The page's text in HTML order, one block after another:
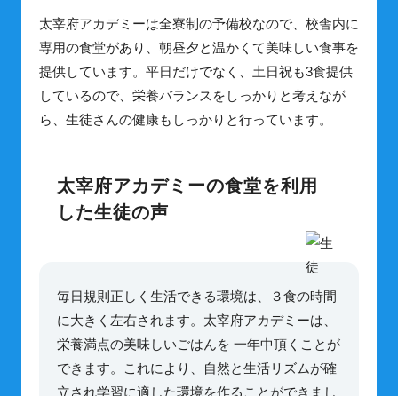
太宰府アカデミーは全寮制の予備校なので、校舎内に
専用の食堂があり、朝昼夕と温かくて美味しい食事を
提供しています。平日だけでなく、土日祝も3食提供
しているので、栄養バランスをしっかりと考えなが
ら、生徒さんの健康もしっかりと行っています。
太宰府アカデミーの食堂を利用
した生徒の声
毎日規則正しく生活できる環境は、３食の時間
に大きく左右されます。太宰府アカデミーは、
栄養満点の美味しいごはんを 一年中頂くことが
できます。これにより、自然と生活リズムが確
立され学習に適した環境を作ることができまし